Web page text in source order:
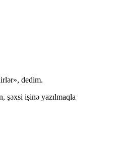
dedim.
şəxsi işinə yazılmaqla